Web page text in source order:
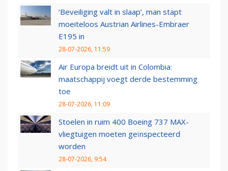
‘Beveiliging valt in slaap’, man stapt
moeiteloos Austrian Airlines-Embraer
E195 in
28-07-2026, 11:59
Air Europa breidt uit in Colombia:
maatschappij voegt derde bestemming
toe
28-07-2026, 11:09
Stoelen in ruim 400 Boeing 737 MAX-
vliegtuigen moeten geïnspecteerd
worden
28-07-2026, 9:54